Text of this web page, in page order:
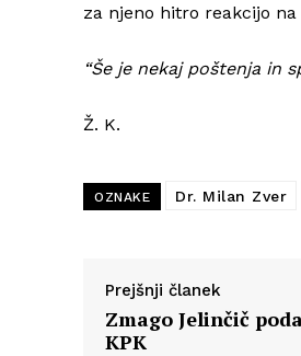
za njeno hitro reakcijo
“Še je nekaj poštenja in
Ž. K.
OZNAKE Dr. Milan Zver
Prejšnji članek
Zmago Jelinčič
KPK